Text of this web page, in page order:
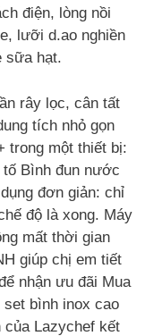
điện, lòng nồi
lưỡi d.ao nghiền
sữa hạt.
rây lọc, cân tất
tích nhỏ gọn
trong một thiết bị:
Bình đun nước
đơn giản: chỉ
độ là xong. Máy
mất thời gian
giúp chị em tiết
nhận ưu đãi Mua
set bình inox cao
của Lazychef kết